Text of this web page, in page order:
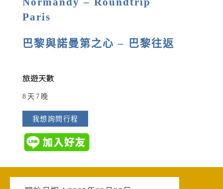
Paris
巴黎與諾曼第之心 – 巴黎往返
旅遊天數
8天7晚
我想詢問行程